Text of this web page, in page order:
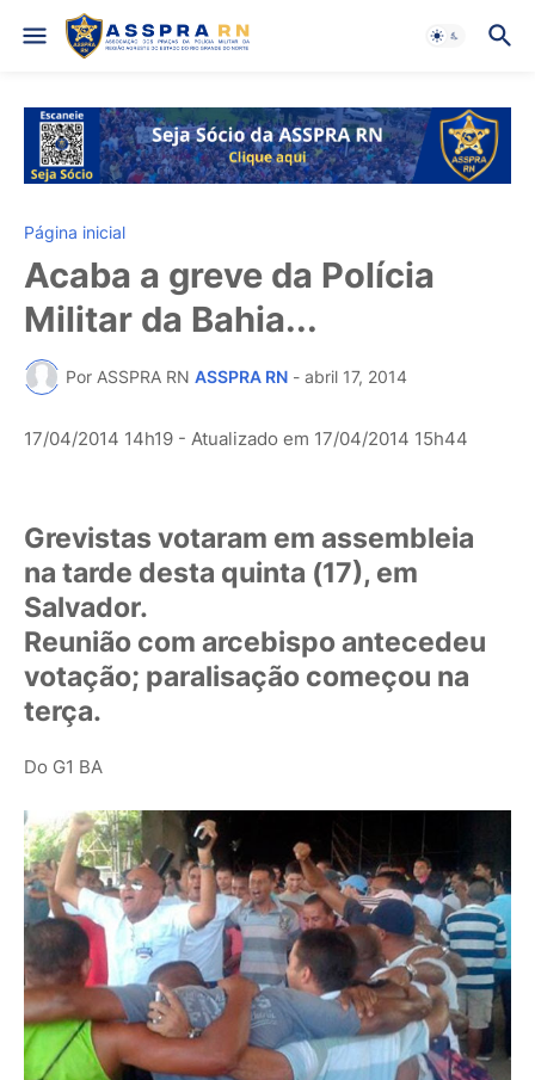
Página inicial
Acaba a greve da Polícia
Militar da Bahia...
Por ASSPRA RN ASSPRA RN - abril 17, 2014
17/04/2014 14h19 - Atualizado em 17/04/2014 15h44
Grevistas votaram em assembleia
na tarde desta quinta (17), em
Salvador.
Reunião com arcebispo antecedeu
votação; paralisação começou na
terça.
Do G1 BA